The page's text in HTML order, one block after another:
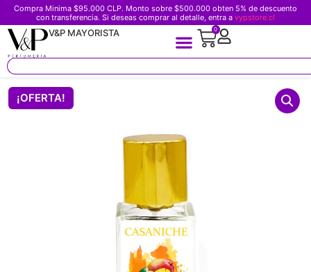
Compra Minima $95.000 CLP. Monto sobre $500.000 obten 5% de descuento
con transferencia. Si deseas comprar al detalle, entra a vypstore.cl
V&P MAYORISTA 0
¡OFERTA!